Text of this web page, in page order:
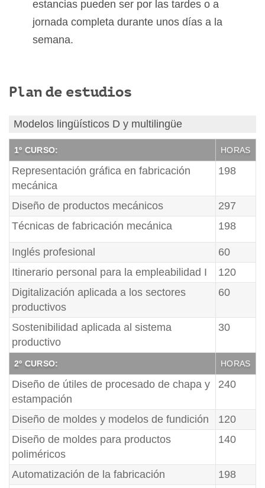
estancias pueden ser por las tardes o a
jornada completa durante unos días a la
semana.
Plan de estudios
Modelos lingüísticos D y multilingüe
1º CURSO: HORAS
Representación gráfica en fabricación
mecánica
198
Diseño de productos mecánicos
297
Técnicas de fabricación mecánica
198
Inglés profesional
60
Itinerario personal para la empleabilidad I
120
Digitalización aplicada a los sectores
productivos
60
Sostenibilidad aplicada al sistema
productivo
30
2º CURSO: HORAS
Diseño de útiles de procesado de chapa y
estampación
240
Diseño de moldes y modelos de fundición
120
Diseño de moldes para productos
poliméricos
140
Automatización de la fabricación
198